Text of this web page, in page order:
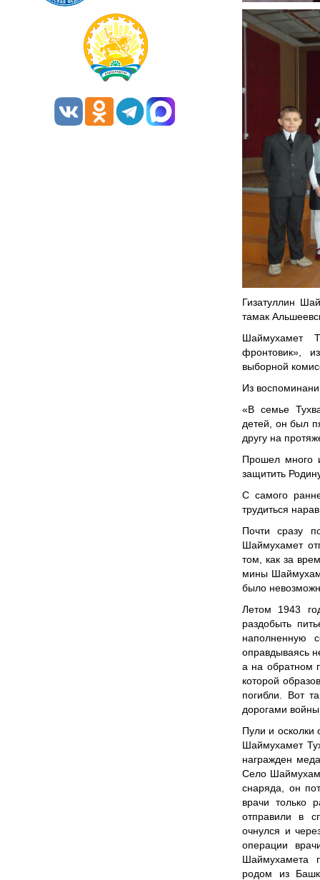
Гизатуллин
тамак
Шаймухамет
фронтовик»,
выборной
Из
«В семье
детей, он был
другу на
Прошел много
защитить
С самого
трудиться
Почти сразу
Шаймухамет
том, как за
мины
было
Летом 1943
раздобыть
наполненную
оправдываясь
а на обратном
которой
погибли. Вот
дорогами
Пули и осколки
Шаймухамет
награжден
Село
снаряда, он
врачи только
отправили в
очнулся и
операции
Шаймухамета
родом из